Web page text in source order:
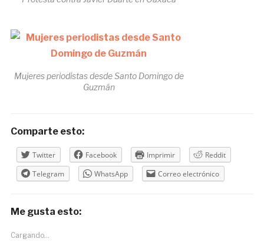
Mujeres periodistas desde Santo Domingo de
Guzmán
Comparte esto:
Twitter Facebook Imprimir
Reddit
Telegram
WhatsApp Correo electrónico
Me gusta esto:
Cargando...